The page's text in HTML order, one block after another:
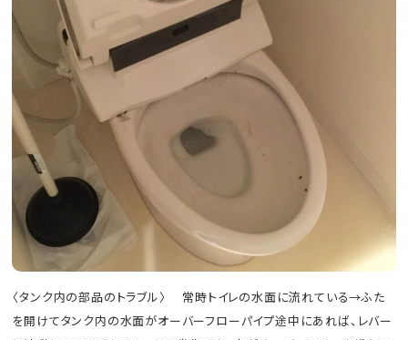
〈タンク内の部品のトラブル〉 常時トイレの水面に流れている→ふた
を開けてタンク内の水面がオーバーフローパイプ途中にあれば、レバー